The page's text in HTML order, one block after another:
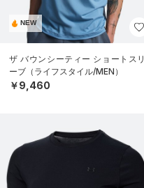
NEW
ザ バウンシーティー ショートスリ
ーブ（ライフスタイル/MEN）
￥9,460